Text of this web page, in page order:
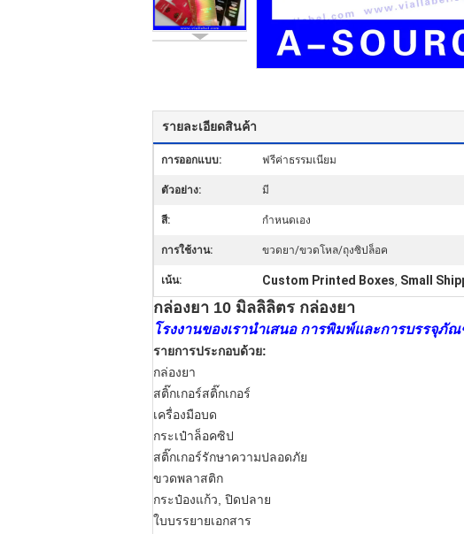
รายละเอียดสินค้า
การออกแบบ: ฟรีค่าธรรมเนียม
ตัวอย่าง: มี
สี: กำหนดเอง
การใช้งาน: ขวดยา/ขวดโหล/ถุงซิปล็อค
เน้น: Custom Printed Boxes, Small
กล่องยา 10 มิลลิลิตร กล่องยา
โรงงานของเรานําเสนอ การพิมพ์และการบรรจุ
รายการประกอบด้วย:
กล่องยา
สติ๊กเกอร์สติ๊กเกอร์
เครื่องมือบด
กระเป๋าล็อคซิป
สติ๊กเกอร์รักษาความปลอดภัย
ขวดพลาสติก
กระป๋องแก้ว, ปิดปลาย
ใบบรรยายเอกสาร